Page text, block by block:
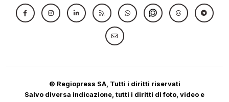
© Regiopress SA, Tutti i diritti riservati
Salvo diversa indicazione, tutti i diritti di foto, video e